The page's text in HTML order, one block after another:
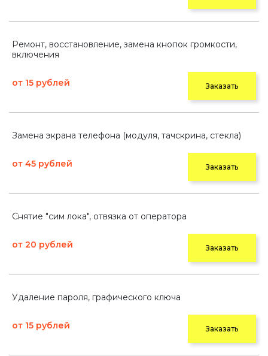
Ремонт, восстановление, замена кнопок громкости,
включения
от 15 рублей Заказать
Замена экрана телефона (модуля, тачскрина, стекла)
от 45 рублей Заказать
Снятие "сим лока", отвязка от оператора
от 20 рублей Заказать
Удаление пароля, графического ключа
от 15 рублей Заказать